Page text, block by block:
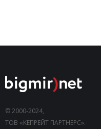
© 2000-2024,
ТОВ «КЕПРЕЙТ ПАРТНЕРС».